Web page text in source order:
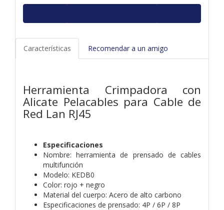
Características Recomendar a un amigo
Herramienta Crimpadora con
Alicate Pelacables para Cable de
Red Lan RJ45
Especificaciones
Nombre: herramienta de prensado de cables
multifunción
Modelo: KEDB0
Color: rojo + negro
Material del cuerpo: Acero de alto carbono
Especificaciones de prensado: 4P / 6P / 8P